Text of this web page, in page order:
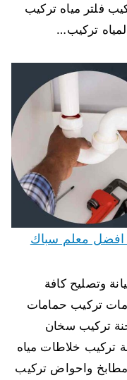
فلتر مياه تركيب
تركيب…
فني صحي الفنيطيس 55850065 افضل معلم سباك
وتصليح كافة
تركيب حمامات
تركيب سخان
تركيب خلاطات مياه
واحواض تركيب